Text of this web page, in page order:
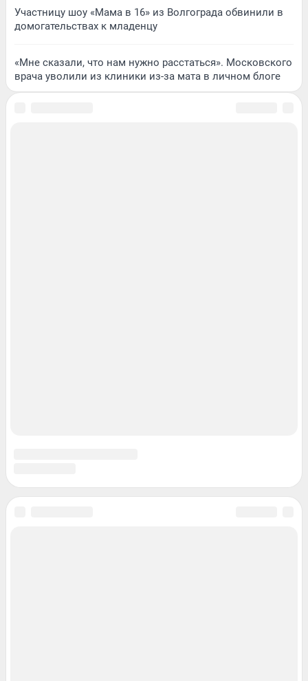
Участницу шоу «Мама в 16» из Волгограда обвинили в
домогательствах к младенцу
«Мне сказали, что нам нужно расстаться». Московского
врача уволили из клиники из-за мата в личном блоге